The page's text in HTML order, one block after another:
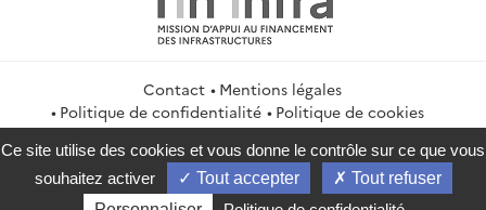
Contact
Mentions légales
Politique de confidentialité
Politique de cookies
Gestion des cookies
Flux RSS
service-public.gouv.fr
legifrance.gouv.fr
info.gouv.fr
data.gouv.fr
Ce site utilise des cookies et vous donne le contrôle sur ce que vous
souhaitez activer
Tout accepter
Tout refuser